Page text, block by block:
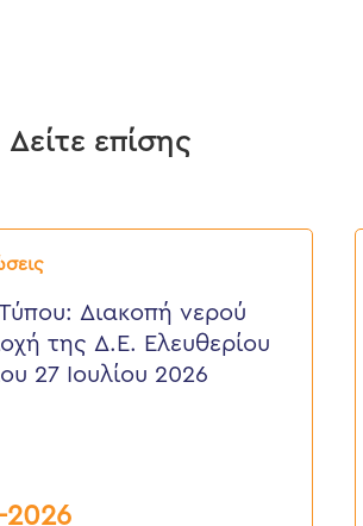
Δείτε επίσης
Διακοπή νερού
της Δ.Ε. Ελευθερίου
27 Ιουλίου 2026